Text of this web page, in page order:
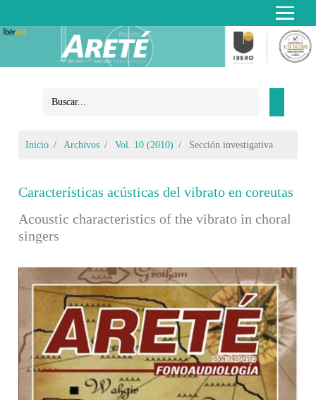
Inicio Archivos Vol. 10 (2010) Sección investigativa
Características acústicas del vibrato en coreutas
Acoustic characteristics of the vibrato in choral
singers
Barra lateral del artículo